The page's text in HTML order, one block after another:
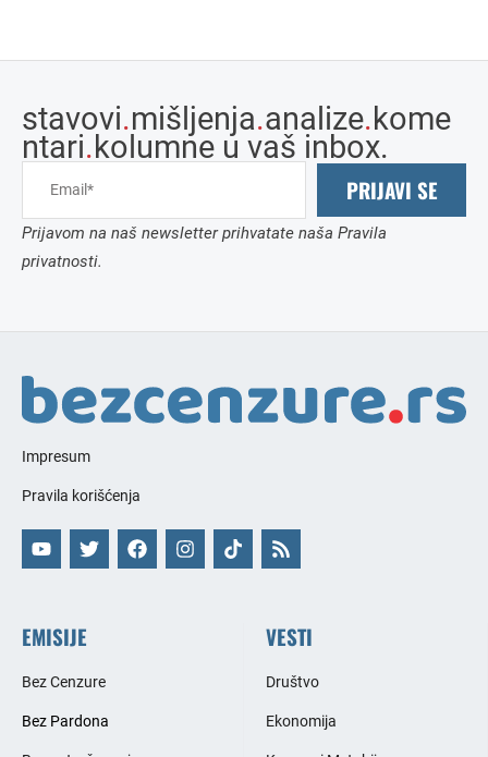
stavovi.mišljenja.analize.kome
ntari.kolumne u vaš inbox.
PRIJAVI SE
Prijavom na naš newsletter prihvatate naša Pravila
privatnosti.
Impresum
Pravila korišćenja
EMISIJE
Bez Cenzure
Bez Pardona
VESTI
Društvo
Ekonomija